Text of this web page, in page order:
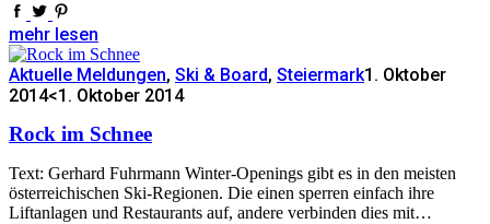
mehr lesen
Aktuelle Meldungen, Ski & Board, Steiermark1. Oktober
2014<1. Oktober 2014
Rock im Schnee
Text: Gerhard Fuhrmann Winter-Openings gibt es in den meisten
österreichischen Ski-Regionen. Die einen sperren einfach ihre
Liftanlagen und Restaurants auf, andere verbinden dies mit…